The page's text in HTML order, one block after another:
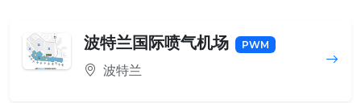
波特兰国际喷气机场 PWM
波特兰